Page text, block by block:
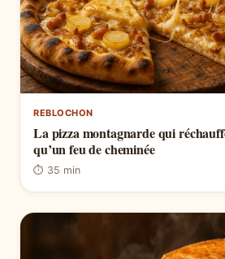
REBLOCHON
La pizza montagnarde qui
qu’un feu de cheminée
⏱ 35 min